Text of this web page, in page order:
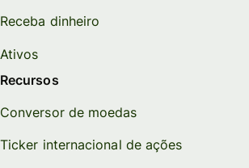
Receba dinheiro
Ativos
Recursos
Conversor de moedas
Ticker internacional de ações